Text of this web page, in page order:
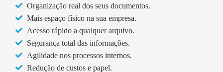
Organização real dos seus documentos.
Mais espaço físico na sua empresa.
Acesso rápido a qualquer arquivo.
Segurança total das informações.
Agilidade nos processos internos.
Redução de custos e papel.